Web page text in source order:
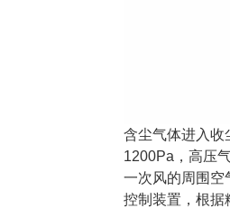
含尘气体进入收
1200Pa，高压
一次风的周围空
控制装置，根据